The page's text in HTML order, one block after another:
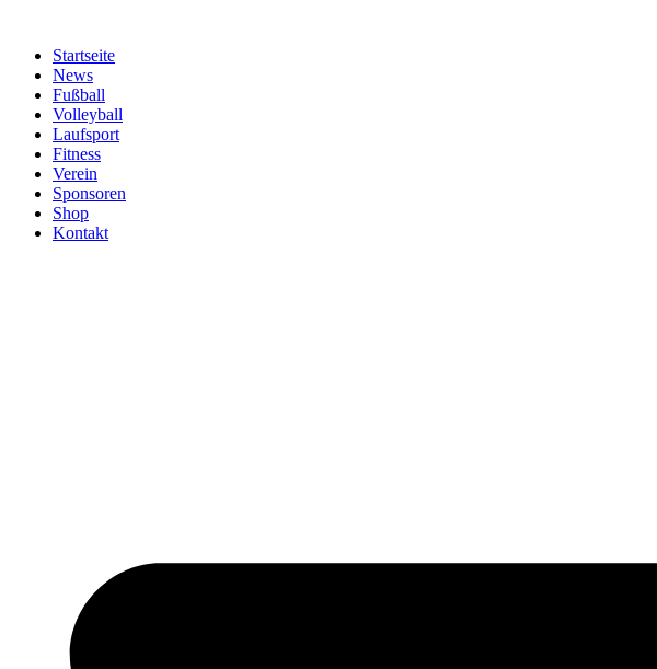
springenStartseite
News
Fußball
Volleyball
Laufsport
Fitness
Verein
Sponsoren
Shop
Kontakt